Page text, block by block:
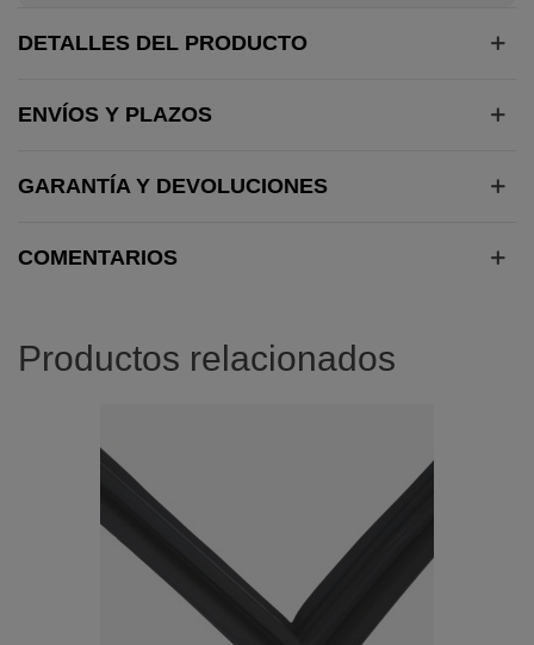
DETALLES DEL PRODUCTO
ENVÍOS Y PLAZOS
GARANTÍA Y DEVOLUCIONES
COMENTARIOS
Productos relacionados